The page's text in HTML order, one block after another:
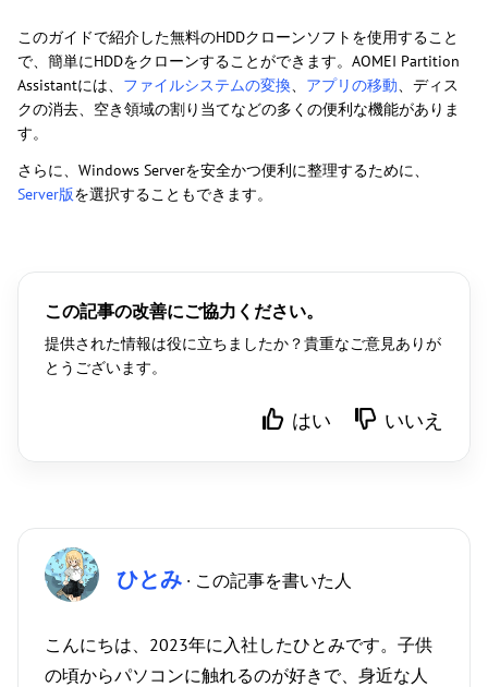
このガイドで紹介した無料のHDDクローンソフトを使用すること
で、簡単にHDDをクローンすることができます。AOMEI Partition
Assistantには、 ファイルシステムの変換、 アプリの移動、ディス
クの消去、空き領域の割り当てなどの多くの便利な機能がありま
す。
さらに、Windows Serverを安全かつ便利に整理するために、
Server版を選択することもできます。
この記事の改善にご協力ください。
提供された情報は役に立ちましたか？貴重なご意見ありが
とうございます。
はい いいえ
ひとみ · この記事を書いた人
こんにちは、2023年に入社したひとみです。子供
の頃からパソコンに触れるのが好きで、身近な人